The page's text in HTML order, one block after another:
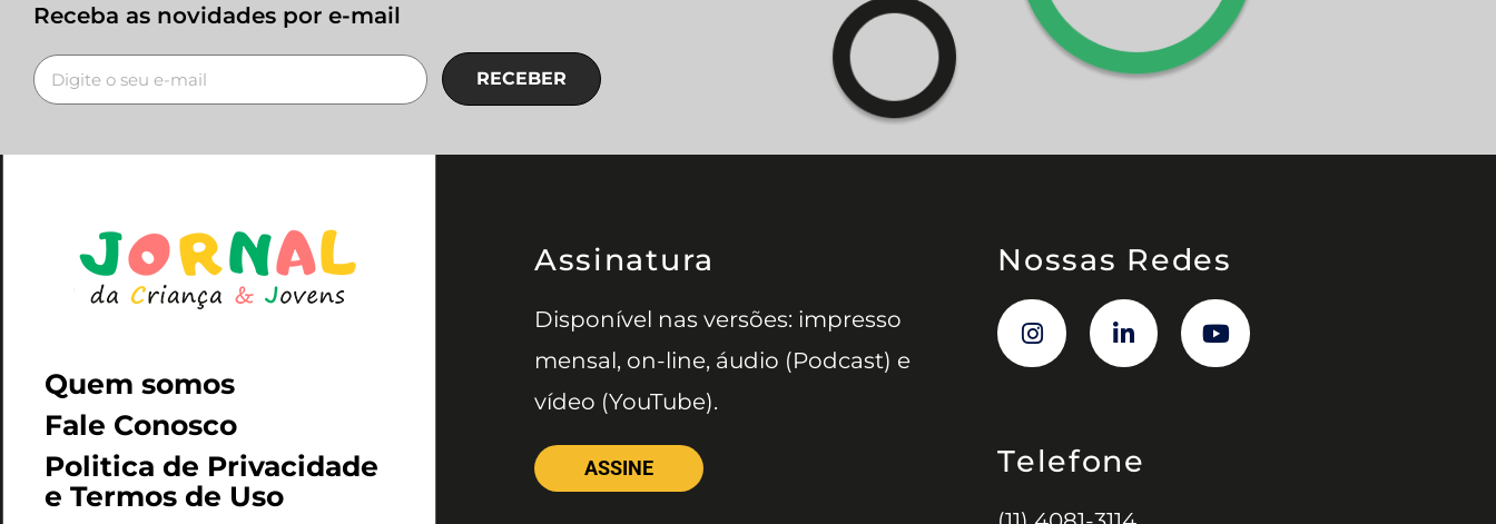
Receba as novidades por e-mail
RECEBER
Quem somos
Fale Conosco
Politica de Privacidade
e Termos de Uso
Assinatura
Disponível nas versões: impresso
mensal, on-line, áudio (Podcast) e
vídeo (YouTube).
ASSINE
Nossas Redes
Telefone